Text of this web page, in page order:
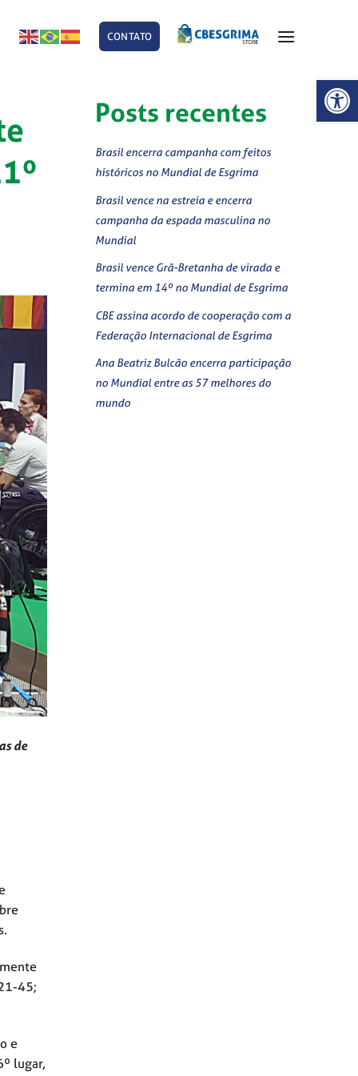
Abrir
CONTATO
de
45;
e
lugar,
Posts recentes
Brasil encerra campanha com feitos
históricos no Mundial de Esgrima
Brasil vence na estreia e encerra
campanha da espada masculina no
Mundial
Brasil vence Grã-Bretanha de virada e
termina em 14º no Mundial de Esgrima
CBE assina acordo de cooperação com a
Federação Internacional de Esgrima
Ana Beatriz Bulcão encerra participação
no Mundial entre as 57 melhores do
mundo